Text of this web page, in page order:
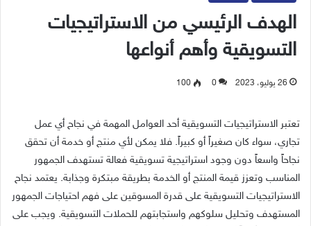
الهدف الرئيسي من الاستراتيجيات
التسويقية وأهم أنواعها
26 يوليو، 2023 0
100
تعتبر الاستراتيجيات التسويقية أحد العوامل المهمة في نجاح أي عمل
تجاري، سواء كان صغيراً أو كبيراً. فلا يمكن لأي منتج أو خدمة أن تحقق
نجاحاً واسعاً دون وجود استراتيجية تسويقية فعالة تستهدف الجمهور
المناسب وتعزز قيمة المنتج أو الخدمة بطريقة مبتكرة وجذابة. يعتمد نجاح
الاستراتيجيات التسويقية على قدرة المسوقين على فهم احتياجات الجمهور
المستهدف وتحليل سلوكهم واستجابتهم للحملات التسويقية. ويجب على